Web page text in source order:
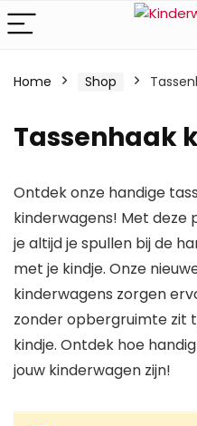
Home Shop
Tassenhaak
Ontdek onze handige
kinderwagens! Met deze
je altijd je spullen bij de
met je kindje. Onze
kinderwagens zorgen
zonder opbergruimte zit
kindje. Ontdek hoe
jouw kinderwagen zijn!